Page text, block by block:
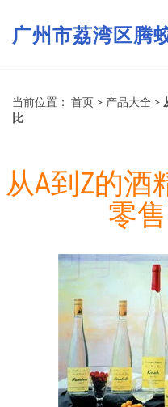
广州市荔湾区腾
当前位置： 首页 > 产品大全 >
比
从A到Z的
零